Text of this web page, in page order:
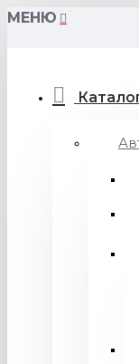
МЕНЮ